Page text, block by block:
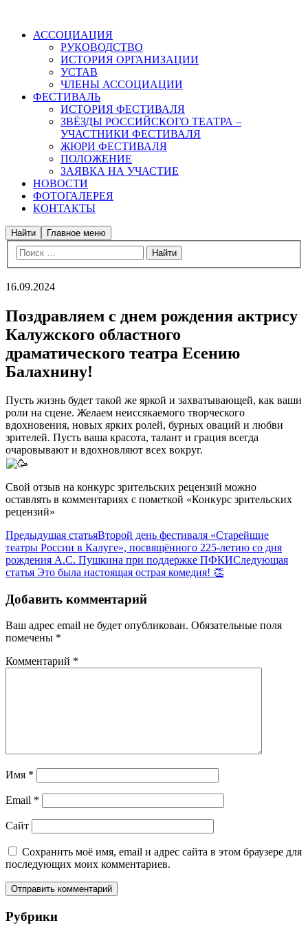
АССОЦИАЦИЯ
РУКОВОДСТВО
ИСТОРИЯ ОРГАНИЗАЦИИ
УСТАВ
ЧЛЕНЫ АССОЦИАЦИИ
ФЕСТИВАЛЬ
ИСТОРИЯ ФЕСТИВАЛЯ
ЗВЁЗДЫ РОССИЙСКОГО ТЕАТРА –
УЧАСТНИКИ ФЕСТИВАЛЯ
ЖЮРИ ФЕСТИВАЛЯ
ПОЛОЖЕНИЕ
ЗАЯВКА НА УЧАСТИЕ
НОВОСТИ
ФОТОГАЛЕРЕЯ
КОНТАКТЫ
Найти Главное меню
16.09.2024
Поздравляем с днем рождения актрису
Калужского областного
драматического театра Есению
Балахнину!
Пусть жизнь будет такой же яркой и захватывающей, как ваши
роли на сцене. Желаем неиссякаемого творческого
вдохновения, новых ярких ролей, бурных оваций и любви
зрителей. Пусть ваша красота, талант и грация всегда
очаровывают и вдохновляют всех вокруг.
Свой отзыв на конкурс зрительских рецензий можно
оставлять в комментариях с пометкой «Конкурс зрительских
рецензий»
Предыдущая статьяВторой день фестиваля «Старейшие
театры России в Калуге», посвящённого 225-летию со дня
рождения А.С. Пушкина при поддержке ПФКИСледующая
статья Это была настоящая острая комедия! 👏
Добавить комментарий
Ваш адрес email не будет опубликован. Обязательные поля
помечены *
Комментарий *
Имя *
Email *
Сайт
Сохранить моё имя, email и адрес сайта в этом браузере для
последующих моих комментариев.
Рубрики